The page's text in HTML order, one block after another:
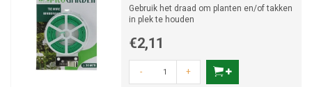
Gebruik het draad om planten en/of takken
in plek te houden
€2,11
- +